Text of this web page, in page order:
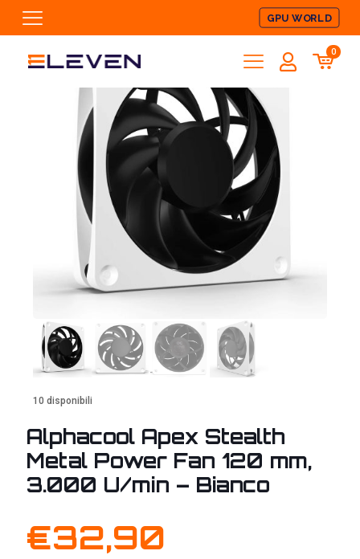
GPU WORLD
0
10 disponibili
Alphacool Apex Stealth
Metal Power Fan 120 mm,
3.000 U/min – Bianco
€32,90